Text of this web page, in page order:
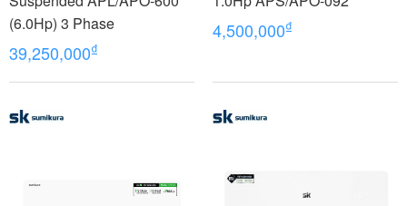
(6.0Hp) 3 Phase
39,250,000₫
4,500,000₫